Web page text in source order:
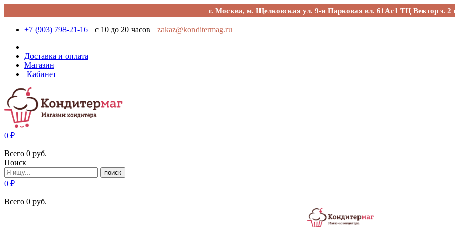
г. Москва, м. Щелковская ул. 9-я Парковая вл. 61Ас1 ТЦ Вектор э. 2
+7 (903) 798-21-16 с 10 до 20 часов zakaz@konditermag.ru
Доставка и оплата
Магазин
Кабинет
0 ₽
Всего 0 руб.
Поиск
поиск
0 ₽
Всего 0 руб.